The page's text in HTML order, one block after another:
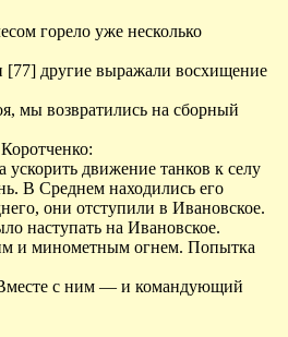
горело уже несколько
другие выражали восхищение
мы возвратились на сборный
движение танков к селу
В Среднем находились его
они отступили в Ивановское.
наступать на Ивановское.
и минометным огнем. Попытка
с ним — и командующий